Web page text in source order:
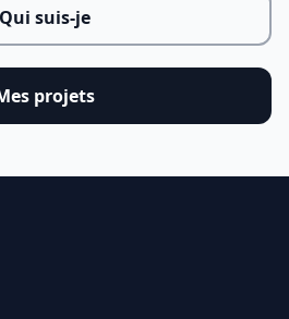
Qui suis-je
projets